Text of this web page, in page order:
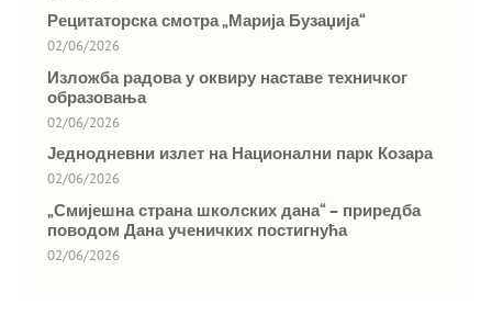
Рецитаторска смотра „Марија Бузаџија“
02/06/2026
Изложба радова у оквиру наставе техничког
образовања
02/06/2026
Једнодневни излет на Национални парк Козара
02/06/2026
„Смијешна страна школских дана“ – приредба
поводом Дана ученичких постигнућа
02/06/2026